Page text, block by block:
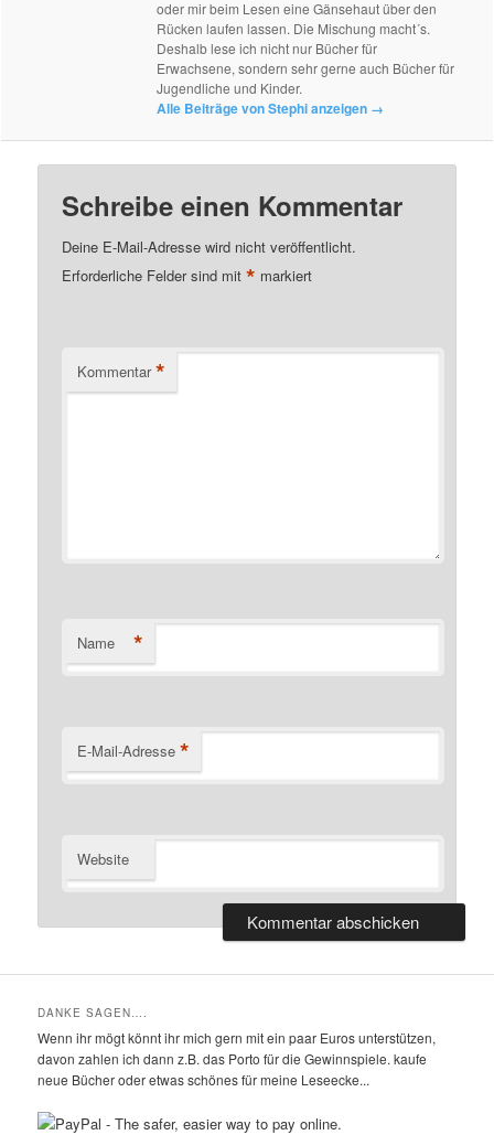
oder mir beim Lesen eine Gänsehaut über den
Rücken laufen lassen. Die Mischung macht´s.
Deshalb lese ich nicht nur Bücher für
Erwachsene, sondern sehr gerne auch Bücher für
Jugendliche und Kinder.
Alle Beiträge von Stephi anzeigen →
Schreibe einen Kommentar
Deine E-Mail-Adresse wird nicht veröffentlicht.
Erforderliche Felder sind mit* markiert
Kommentar *
Name *
E-Mail-Adresse *
Website
DANKE SAGEN….
Wenn ihr mögt könnt ihr mich gern mit ein paar Euros unterstützen,
davon zahlen ich dann z.B. das Porto für die Gewinnspiele. kaufe
neue Bücher oder etwas schönes für meine Leseecke...